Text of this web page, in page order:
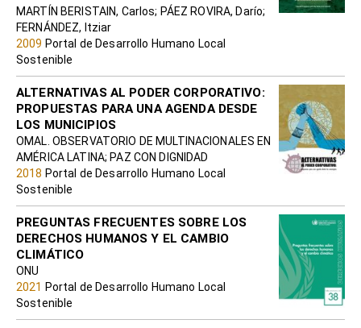
MARTÍN BERISTAIN, Carlos; PÁEZ ROVIRA, Darío;
FERNÁNDEZ, Itziar
2009 Portal de Desarrollo Humano Local
Sostenible
ALTERNATIVAS AL PODER CORPORATIVO:
PROPUESTAS PARA UNA AGENDA DESDE
LOS MUNICIPIOS
OMAL. OBSERVATORIO DE MULTINACIONALES EN
AMÉRICA LATINA; PAZ CON DIGNIDAD
2018 Portal de Desarrollo Humano Local
Sostenible
PREGUNTAS FRECUENTES SOBRE LOS
DERECHOS HUMANOS Y EL CAMBIO
CLIMÁTICO
ONU
2021 Portal de Desarrollo Humano Local
Sostenible